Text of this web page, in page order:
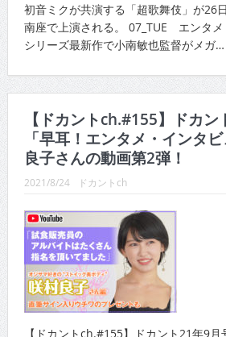
初音ミクが共演する「超歌舞伎」が26
南座で上演される。 07_TUE エンタ
シリーズ最新作で小南敏也監督がメガ…
【ドカントch.#155】ドカ
「早耳！エンタメ・インタ
良子さんの動画第2弾！
2021/8/24 ドカントch
【ドカントch.#155】ドカント21年9月